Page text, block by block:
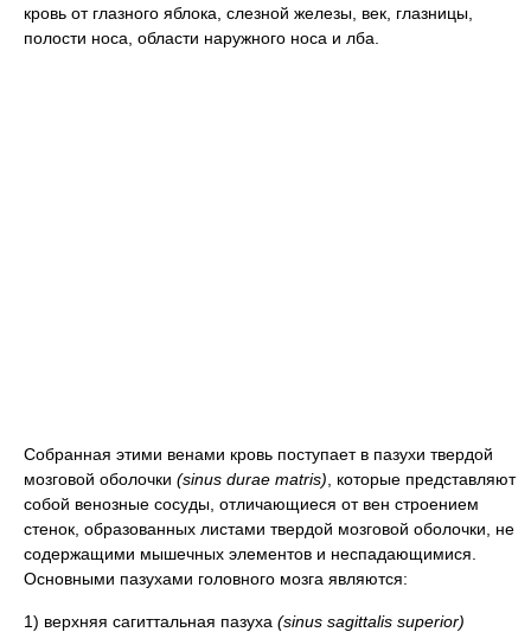
кровь от глазного яблока, слезной железы, век, глазницы,
полости носа, области наружного носа и лба.
Собранная этими венами кровь поступает в пазухи твердой
мозговой оболочки (sinus durae matris) , которые представляют
собой венозные сосуды, отличающиеся от вен строением
стенок, образованных листами твердой мозговой оболочки, не
содержащими мышечных элементов и неспадающимися.
Основными пазухами головного мозга являются:
1) верхняя сагиттальная пазуха (sinus sagittalis superior)